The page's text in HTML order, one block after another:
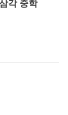
각 중학